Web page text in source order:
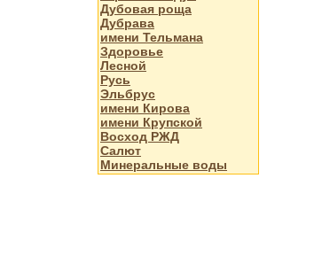
Дубовая роща
Дубрава
имени Тельмана
Здоровье
Лесной
Русь
Эльбрус
имени Кирова
имени Крупской
Восход РЖД
Салют
Минеральные воды